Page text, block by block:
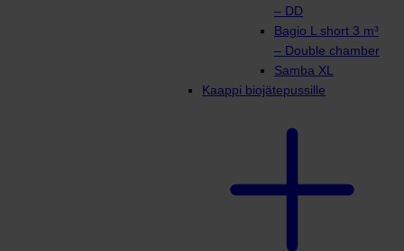
– DD
Bagio L short 3 m³
– Double chamber
Samba XL
Kaappi biojätepussille